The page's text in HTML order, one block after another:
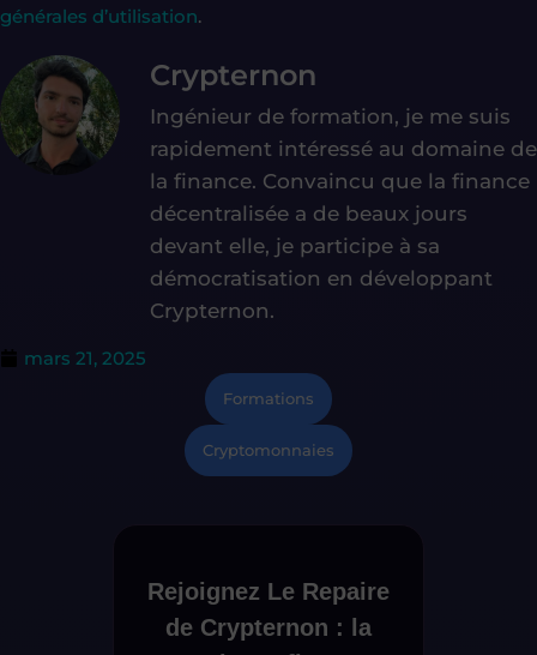
générales d’utilisation.
Crypternon
Ingénieur de formation, je me suis
rapidement intéressé au domaine de
la finance. Convaincu que la finance
décentralisée a de beaux jours
devant elle, je participe à sa
démocratisation en développant
Crypternon.
mars 21, 2025
Formations
Cryptomonnaies